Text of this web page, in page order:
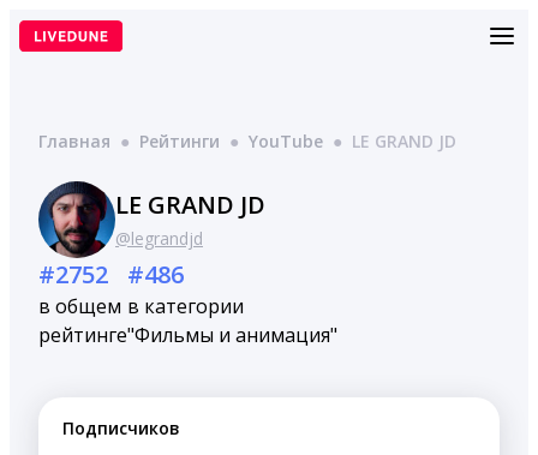
Перейти
Главная ● Рейтинги ● YouTube ● LE GRAND JD
LE GRAND JD
@legrandjd
#2752
в общем
рейтинге
#486
в категории
"Фильмы и анимация"
Подписчиков